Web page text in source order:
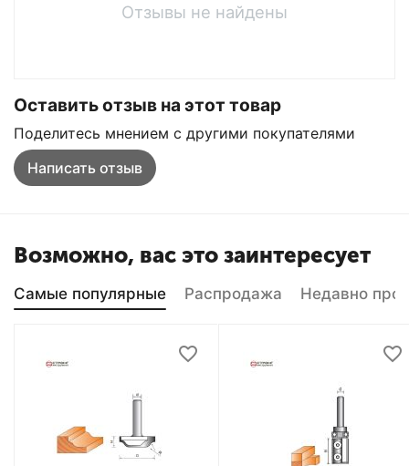
Отзывы не найдены
Оставить отзыв на этот товар
Поделитесь мнением с другими покупателями
Написать отзыв
Возможно, вас это заинтересует
Самые популярные Распродажа Недавно